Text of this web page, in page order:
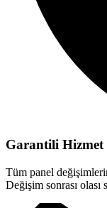
Garantili Hizmet
Tüm panel
Değişim sonrası